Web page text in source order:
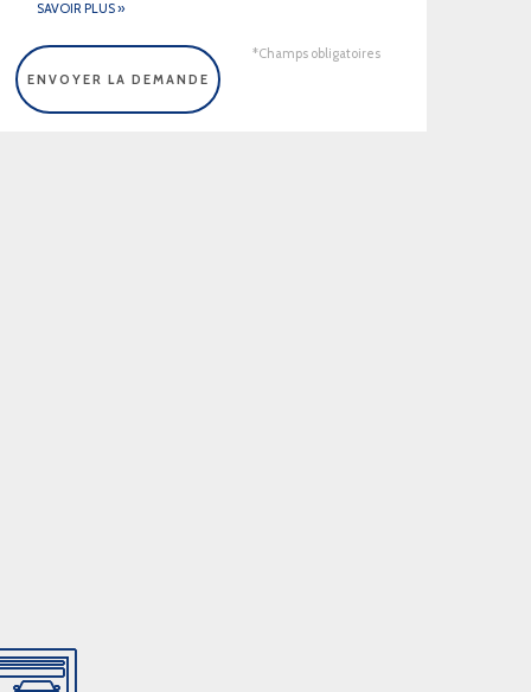
SAVOIR PLUS »
*Champs obligatoires